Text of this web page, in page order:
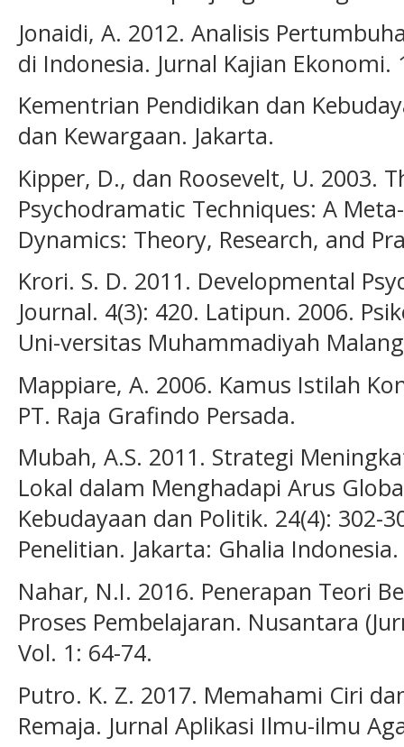
Jonaidi, A. 2012. Analisis
di Indonesia. Jurnal Kajian Ekonomi.
Kementrian Pendidikan dan
dan Kewargaan. Jakarta.
Kipper, D., dan Roosevelt, U. 2003.
Psychodramatic Techniques: A
Dynamics: Theory, Research, and
Krori. S. D. 2011. Developmental
Journal. 4(3): 420. Latipun. 2006.
Uni-versitas Muhammadiyah
Mappiare, A. 2006. Kamus Istilah
PT. Raja Grafindo Persada.
Mubah, A.S. 2011. Strategi
Lokal dalam Menghadapi Arus
Kebudayaan dan Politik. 24(4): 302-
Penelitian. Jakarta: Ghalia Indonesia.
Nahar, N.I. 2016. Penerapan Teori
Proses Pembelajaran. Nusantara
Vol. 1: 64-74.
Putro. K. Z. 2017. Memahami Ciri
Remaja. Jurnal Aplikasi Ilmu-ilmu